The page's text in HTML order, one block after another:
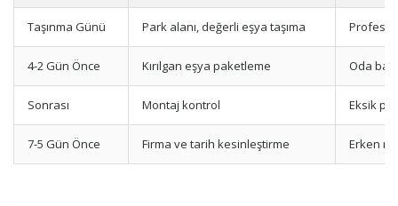
Taşınma Günü Park alanı, değerli eşya taşıma
4-2 Gün Önce Kırılgan eşya paketleme Oda
Sonrası Montaj kontrol Eksik
7-5 Gün Önce Firma ve tarih kesinleştirme Erken